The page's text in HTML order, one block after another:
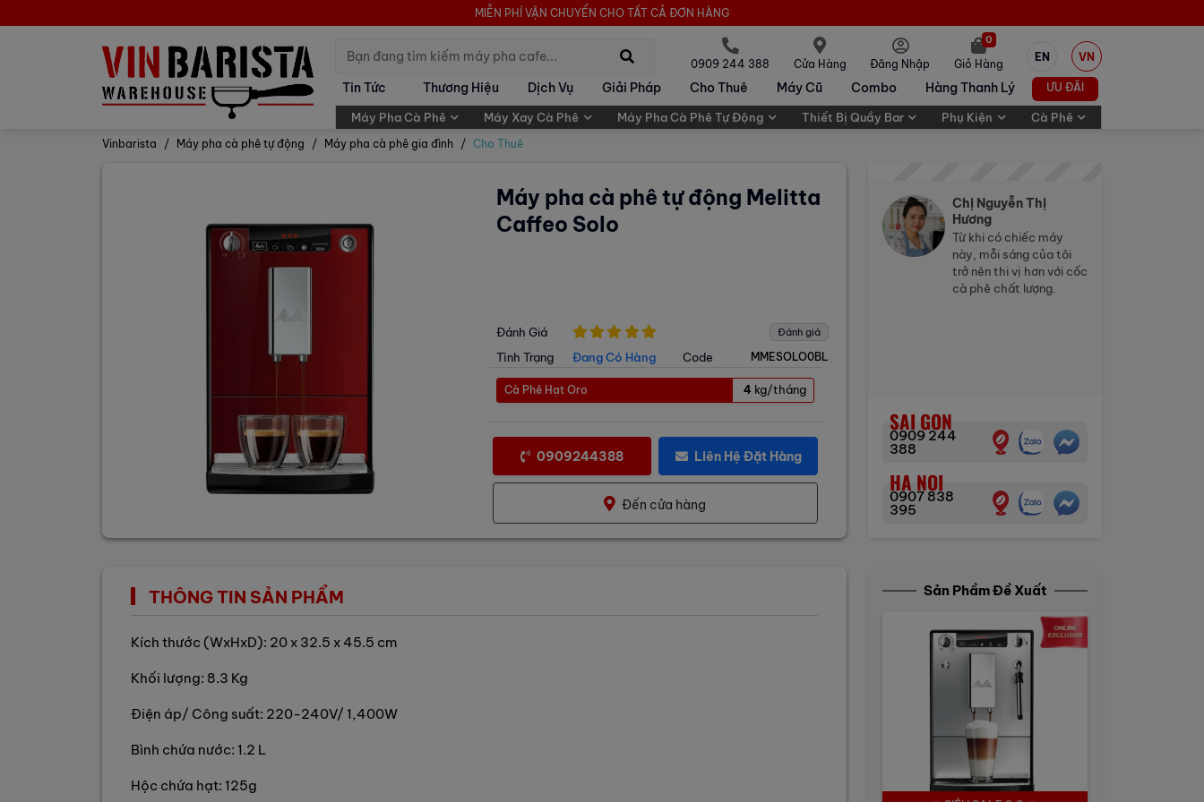
MIỄN PHÍ VẬN CHUYỂN CHO TẤT CẢ ĐƠN HÀNG
0909 244 388 Cửa Hàng Đăng Nhập Giỏ Hàng
0
EN VN
Tin Tức Thương Hiệu Dịch Vụ Giải Pháp Cho Thuê Máy Cũ Combo Hàng Thanh Lý ƯU ĐÃI
Máy Pha Cà Phê Máy Xay Cà Phê Máy Pha Cà Phê Tự Động Thiết Bị Quầy Bar Phụ Kiện Cà Phê
Vinbarista Máy pha cà phê tự động Máy pha cà phê gia đình Cho Thuê
Máy pha cà phê tự động Melitta
Caffeo Solo
Đánh Giá Đánh giá
Tình Trạng Đang Có Hàng Code MMESOLO0BL
Cà Phê Hạt Oro 4 kg/tháng
0909244388 Liên Hệ Đặt Hàng
Đến cửa hàng
Chị Nguyễn Thị
Hương
Từ khi có chiếc máy
này, mỗi sáng của tôi
trở nên thi vị hơn với cốc
cà phê chất lượng.
SAI GON
0909 244
388
HA NOI
0907 838
395
THÔNG TIN SẢN PHẨM
Kích thước (WxHxD): 20 x 32.5 x 45.5 cm
Khối lượng: 8.3 Kg
Điện áp/ Công suất: 220-240V/ 1,400W
Bình chứa nước: 1.2 L
Hộc chứa hạt: 125g
Sản Phầm Đề Xuất